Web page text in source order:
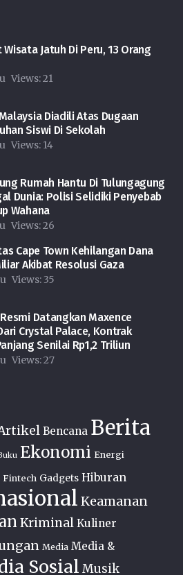
Jatuh Di Peru, 13 Orang
Views:21
Diadili Atas Dugaan
Siswi Di Sekolah
Views: 14
Rumah Hantu Di Tulungagung
Dunia: Polisi Selidiki Penyebab
Wahana
Views:26
Cape Town Kehilangan Dana
Akibat Resolusi Gaza
Views: 35
Datangkan Maxence
Crystal Palace, Kontrak
Senilai Rp1,2 Triliun
Views:27
Bencana Berita
Ekonomi Energi
Fintech Gadgets Hiburan
Keamanan
Kriminal Kuliner
Media Media &
Sosial Musik